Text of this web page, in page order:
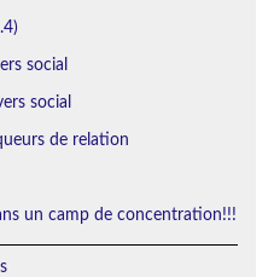
social
social
de relation
un camp de concentration!!!